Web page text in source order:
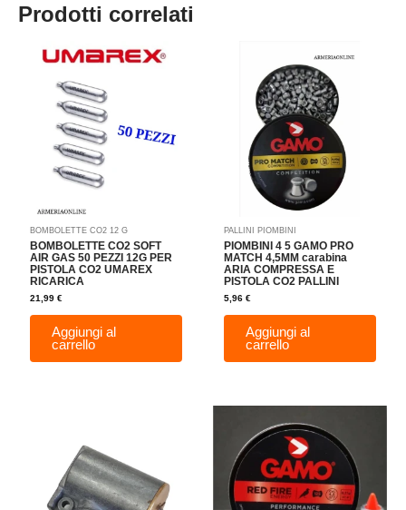
Prodotti correlati
BOMBOLETTE CO2 12 G
BOMBOLETTE CO2 SOFT
AIR GAS 50 PEZZI 12G PER
PISTOLA CO2 UMAREX
RICARICA
21,99€
Aggiungi al
carrello
PALLINI PIOMBINI
PIOMBINI 4 5 GAMO PRO
MATCH 4,5MM carabina
ARIA COMPRESSA E
PISTOLA CO2 PALLINI
5,96€
Aggiungi al
carrello